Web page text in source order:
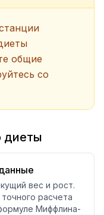
общие
со
диеты
вес и рост.
расчета
Миффлина-